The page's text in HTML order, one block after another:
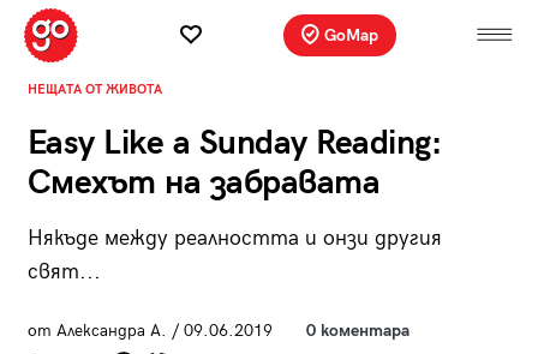
GoMap
НЕЩАТА ОТ ЖИВОТА
Easy Like a Sunday Reading:
Смехът на забравата
Някъде между реалността и онзи другия
свят...
от Александра А. / 09.06.2019
0 коментара